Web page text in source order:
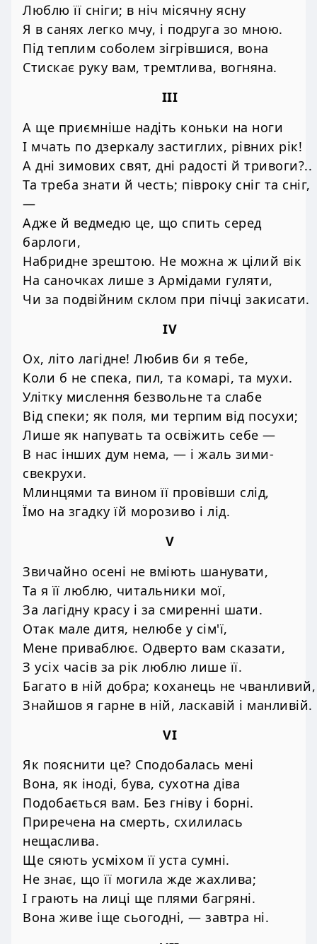
Люблю її сніги; в ніч місячну ясну
Я в санях легко мчу, і подруга зо мною.
Під теплим соболем зігрівшися, вона
Стискає руку вам, тремтлива, вогняна.
III
А ще приємніше надіть коньки на ноги
І мчать по дзеркалу застиглих, рівних рік!
А дні зимових свят, дні радості й тривоги?..
Та треба знати й честь; півроку сніг та сніг,
—
Адже й ведмедю це, що спить серед
барлоги,
Набридне зрештою. Не можна ж цілий вік
На саночках лише з Армідами гуляти,
Чи за подвійним склом при пічці закисати.
IV
Ох, літо лагідне! Любив би я тебе,
Коли б не спека, пил, та комарі, та мухи.
Улітку мислення безвольне та слабе
Від спеки; як поля, ми терпим від посухи;
Лише як напувать та освіжить себе —
В нас інших дум нема, — і жаль зими-
свекрухи.
Млинцями та вином її провівши слід,
Їмо на згадку їй морозиво і лід.
V
Звичайно осені не вміють шанувати,
Та я її люблю, читальники мої,
За лагідну красу і за смиренні шати.
Отак мале дитя, нелюбе у сім'ї,
Мене приваблює. Одверто вам сказати,
З усіх часів за рік люблю лише її.
Багато в ній добра; коханець не чванливий,
Знайшов я гарне в ній, ласкавій і манливій.
VI
Як пояснити це? Сподобалась мені
Вона, як іноді, бува, сухотна діва
Подобається вам. Без гніву і борні.
Приречена на смерть, схилилась
нещаслива.
Ще сяють усміхом її уста сумні.
Не знає, що її могила жде жахлива;
І грають на лиці ще плями багряні.
Вона живе іще сьогодні, — завтра ні.